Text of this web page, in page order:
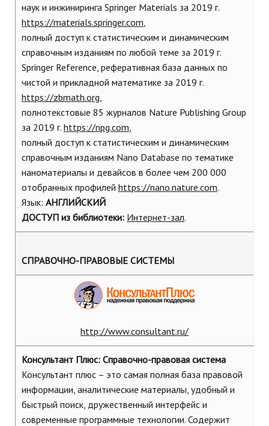
наук и инжиниринга Springer Materials за 2019 г.
https://materials.springer.com,
полный доступ к статистическим и динамическим
справочным изданиям по любой теме за 2019 г.
Springer Reference, реферативная база данных по
чистой и прикладной математике за 2019 г.
https://zbmath.org,
полнотекстовые 85 журналов Nature Publishing Group
за 2019 г. https://npg.com,
полный доступ к статистическим и динамическим
справочным изданиям Nano Database по тематике
наноматериалы и девайсов в более чем 200 000
отобранных профилей https://nano.nature.com.
Язык: АНГЛИЙСКИЙ
ДОСТУП из библиотеки: Интернет-зал.
СПРАВОЧНО-ПРАВОВЫЕ СИСТЕМЫ
http://www.consultant.ru/
Консультант Плюс: Справочно-правовая система
Консультант плюс – это самая полная база правовой
информации, аналитические материалы, удобный и
быстрый поиск, дружественный интерфейс и
современные программные технологии. Содержит